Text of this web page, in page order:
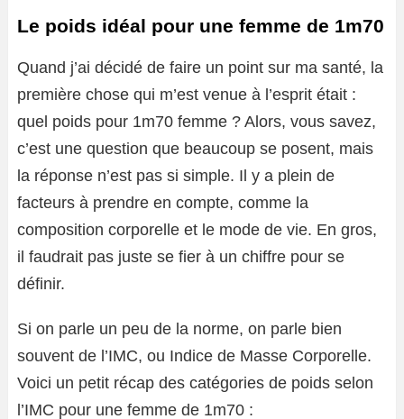
Le poids idéal pour une femme de 1m70
Quand j’ai décidé de faire un point sur ma santé, la
première chose qui m’est venue à l’esprit était :
quel poids pour 1m70 femme ? Alors, vous savez,
c’est une question que beaucoup se posent, mais
la réponse n’est pas si simple. Il y a plein de
facteurs à prendre en compte, comme la
composition corporelle et le mode de vie. En gros,
il faudrait pas juste se fier à un chiffre pour se
définir.
Si on parle un peu de la norme, on parle bien
souvent de l’IMC, ou Indice de Masse Corporelle.
Voici un petit récap des catégories de poids selon
l’IMC pour une femme de 1m70 :